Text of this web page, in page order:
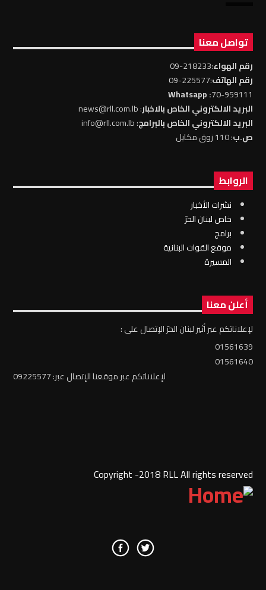
تواصل معنا
رقم الهواء:218233-09
رقم الهاتف:225577-09
70-959111
: Whatsapp
البريد الالكتروني الخاص بالاخبار: news@rll.com.lb
البريد الالكتروني الخاص بالبرامج: info@rll.com.lb
ص.ب: 110 زوق مكايل
الروابط
نشرات الأخبار
خاص لبنان الحرّ
برامج
موقع القوات البنانية
المسيرة
أعلن معنا
لإعلاناتكم عبر أثير لبنان الحرّ الإتصال على :
01561639
01561640
لإعلاناتكم عبر موقعنا الإتصال عبر: 09225577
Copyright -2018 RLL All rights reserved